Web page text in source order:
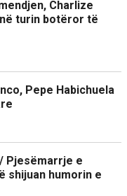
Charlize
turin botëror të
Pepe Habichuela
Pjesëmarrje e
shijuan humorin e